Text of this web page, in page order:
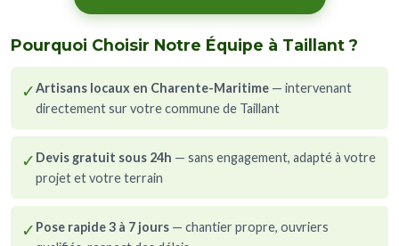
Pourquoi Choisir Notre Équipe à Taillant ?
✓Artisans locaux en Charente-Maritime — intervenant
directement sur votre commune de Taillant
✓ Devis gratuit sous 24h — sans engagement, adapté à votre
projet et votre terrain
✓ Pose rapide 3 à 7 jours — chantier propre, ouvriers